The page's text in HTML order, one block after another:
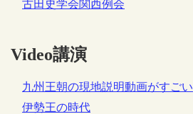
古田史学会関西例会
Video講演
九州王朝の現地説明動画がすごい
伊勢王の時代